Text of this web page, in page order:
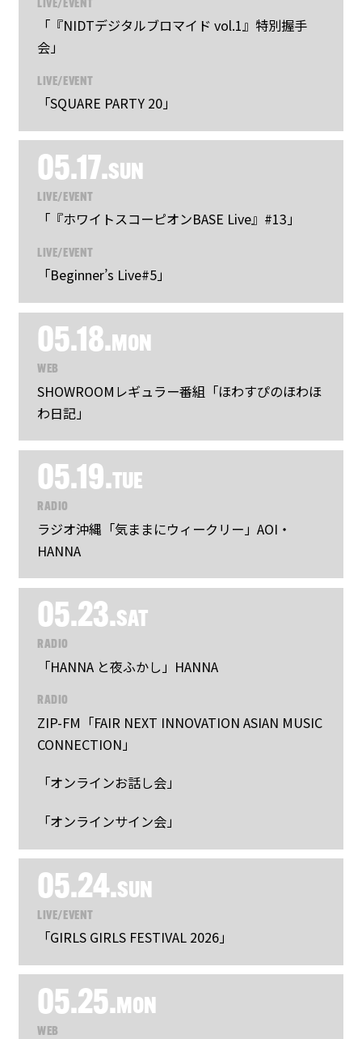
LIVE/EVENT
「『NIDTデジタルブロマイド vol.1』特別握手
会」
LIVE/EVENT
「SQUARE PARTY 20」
05.17.SUN
LIVE/EVENT
「『ホワイトスコーピオンBASE Live』#13」
LIVE/EVENT
「Beginner’s Live#5」
05.18.MON
WEB
SHOWROOMレギュラー番組「ほわすぴのほわほ
わ日記」
05.19.TUE
RADIO
ラジオ沖縄「気ままにウィークリー」AOI・
HANNA
05.23.SAT
RADIO
「HANNA と夜ふかし」HANNA
RADIO
ZIP-FM「FAIR NEXT INNOVATION ASIAN MUSIC
CONNECTION」
「オンラインお話し会」
「オンラインサイン会」
05.24.SUN
LIVE/EVENT
「GIRLS GIRLS FESTIVAL 2026」
05.25.MON
WEB